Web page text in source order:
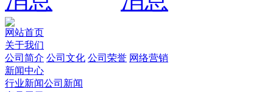
网站首页
关于我们
公司简介 公司文化 公司荣誉 网络营销
新闻中心
行业新闻公司新闻